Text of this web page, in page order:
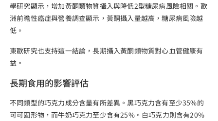
學研究顯示，增加黃酮類物質攝入與降低2型糖尿病風險相關。歐
洲前瞻性癌症與營養調查顯示，黃酮攝入量越高，糖尿病風險越
低。
東歐研究也支持這一結論，長期攝入黃酮類物質對心血管健康有
益。
長期食用的影響評估
不同類型的巧克力成分含量有所差異。黑巧克力含有至少35%的
可可固形物，而牛奶巧克力至少含有25%。白巧克力則含有20%